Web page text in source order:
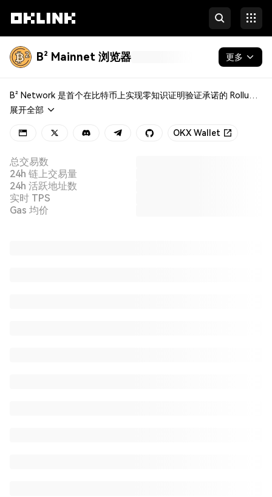
B² Mainnet 浏览器 更多
区块链
代币 & NFT
开发者
更多
B² Network 是首个在比特币上实现零知识证明验证承诺的 Rollup 解决方案。作为 Layer 2 解决方案，其致力于提升交易速度和扩展应用场景，同时利用比特币强大的共识机制来确保安全性。
展开全部
OKX Wallet
总交易数
24h 链上交易量
24h 活跃地址数
实时 TPS
Gas 均价